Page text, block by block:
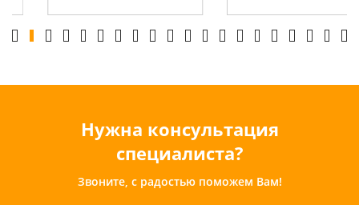
Нужна консультация
специалиста?
Звоните, с радостью поможем Вам!